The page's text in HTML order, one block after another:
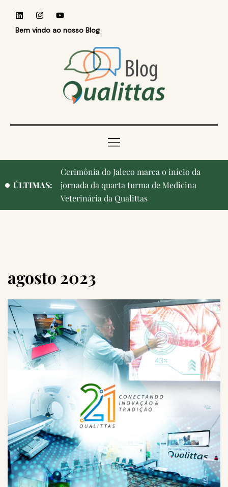
Bem vindo ao nosso Blog
ÚLTIMAS:
Qualittas, Portas Abertas! e aniversário de
Campinas, cidade onde nasceu a instituição,
ganham destaque na imprensa
agosto 2023